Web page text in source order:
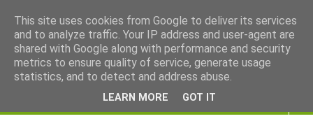
This site uses cookies from Google to deliver its services
and to analyze traffic. Your IP address and user-agent are
shared with Google along with performance and security
metrics to ensure quality of service, generate usage
statistics, and to detect and address abuse.
LEARN MORE GOT IT